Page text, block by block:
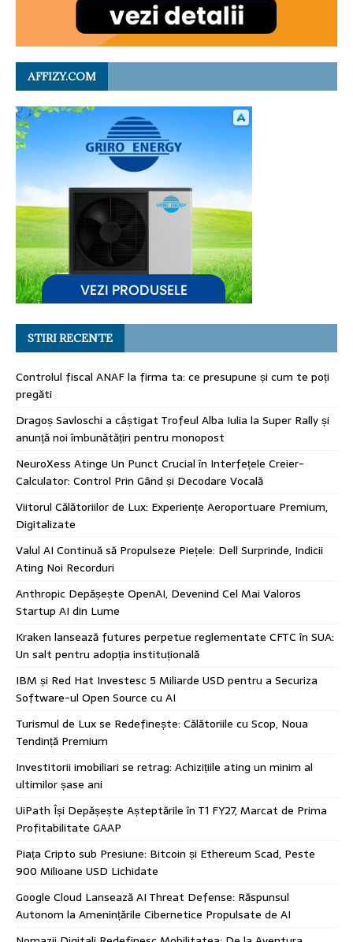
AFFIZY.COM
STIRI RECENTE
Controlul fiscal ANAF la firma ta: ce presupune și cum te poți
pregăti
Dragoș Savloschi a câștigat Trofeul Alba Iulia la Super Rally și
anunță noi îmbunătățiri pentru monopost
NeuroXess Atinge Un Punct Crucial în Interfețele Creier-
Calculator: Control Prin Gând și Decodare Vocală
Viitorul Călătoriilor de Lux: Experiențe Aeroportuare Premium,
Digitalizate
Valul AI Continuă să Propulseze Piețele: Dell Surprinde, Indicii
Ating Noi Recorduri
Anthropic Depășește OpenAI, Devenind Cel Mai Valoros
Startup AI din Lume
Kraken lansează futures perpetue reglementate CFTC în SUA:
Un salt pentru adopția instituțională
IBM și Red Hat Investesc 5 Miliarde USD pentru a Securiza
Software-ul Open Source cu AI
Turismul de Lux se Redefinește: Călătoriile cu Scop, Noua
Tendință Premium
Investitorii imobiliari se retrag: Achizițiile ating un minim al
ultimilor șase ani
UiPath Își Depășește Așteptările în T1 FY27, Marcat de Prima
Profitabilitate GAAP
Piața Cripto sub Presiune: Bitcoin și Ethereum Scad, Peste
900 Milioane USD Lichidate
Google Cloud Lansează AI Threat Defense: Răspunsul
Autonom la Amenințările Cibernetice Propulsate de AI